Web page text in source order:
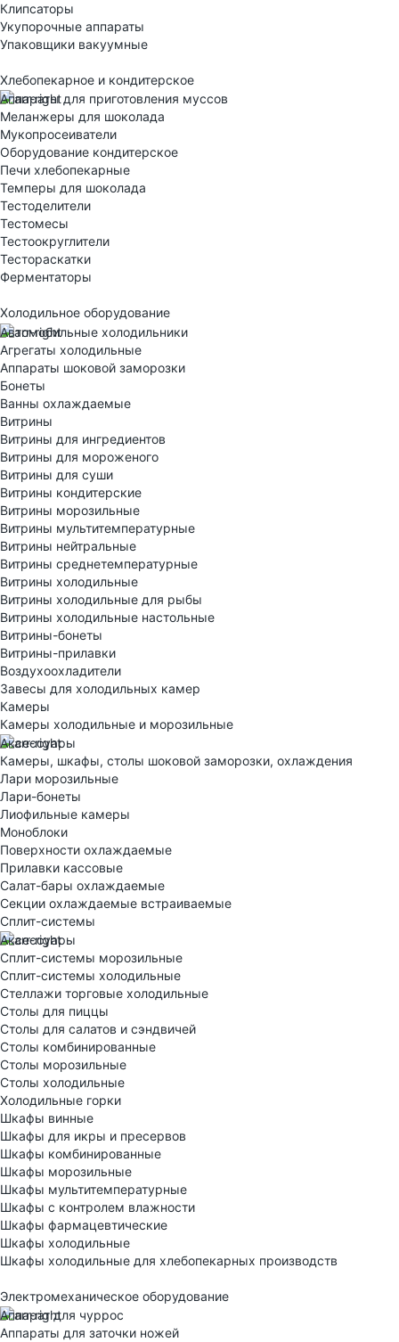
Клипсаторы
Укупорочные аппараты
Упаковщики вакуумные
Хлебопекарное и кондитерское
Аппараты для приготовления муссов
Меланжеры для шоколада
Мукопросеиватели
Оборудование кондитерское
Печи хлебопекарные
Темперы для шоколада
Тестоделители
Тестомесы
Тестоокруглители
Тестораскатки
Ферментаторы
Холодильное оборудование
Автомобильные холодильники
Агрегаты холодильные
Аппараты шоковой заморозки
Бонеты
Ванны охлаждаемые
Витрины
Витрины для ингредиентов
Витрины для мороженого
Витрины для суши
Витрины кондитерские
Витрины морозильные
Витрины мультитемпературные
Витрины нейтральные
Витрины среднетемпературные
Витрины холодильные
Витрины холодильные для рыбы
Витрины холодильные настольные
Витрины-бонеты
Витрины-прилавки
Воздухоохладители
Завесы для холодильных камер
Камеры
Камеры холодильные и морозильные
Аксессуары
Камеры, шкафы, столы шоковой заморозки, охлаждения
Лари морозильные
Лари-бонеты
Лиофильные камеры
Моноблоки
Поверхности охлаждаемые
Прилавки кассовые
Салат-бары охлаждаемые
Секции охлаждаемые встраиваемые
Сплит-системы
Аксессуары
Сплит-системы морозильные
Сплит-системы холодильные
Стеллажи торговые холодильные
Столы для пиццы
Столы для салатов и сэндвичей
Столы комбинированные
Столы морозильные
Столы холодильные
Холодильные горки
Шкафы винные
Шкафы для икры и пресервов
Шкафы комбинированные
Шкафы морозильные
Шкафы мультитемпературные
Шкафы с контролем влажности
Шкафы фармацевтические
Шкафы холодильные
Шкафы холодильные для хлебопекарных производств
Электрoмеханическое оборудование
Аппарат для чуррос
Аппараты для заточки ножей